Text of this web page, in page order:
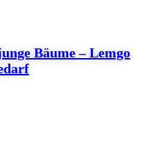
Bäume – Lemgo